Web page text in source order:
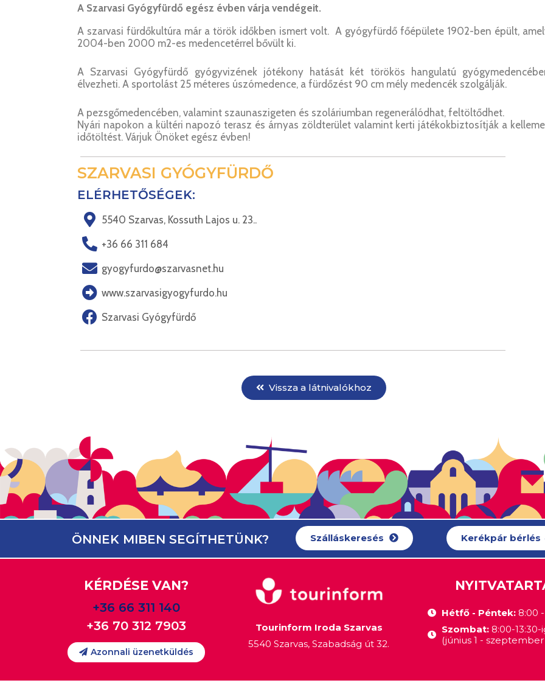
A Szarvasi Gyógyfürdő egész évben várja vendégeit.
A szarvasi fürdőkultúra már a török időkben ismert volt. A gyógyfürdő főépülete 1902-ben épült,
2004-ben 2000 m2-es medencetérrel bővült ki.
A Szarvasi Gyógyfürdő gyógyvizének jótékony hatását két törökös hangulatú
élvezheti. A sportolást 25 méteres úszómedence, a fürdőzést 90 cm mély medencék szolgálják.
A pezsgőmedencében, valamint szaunaszigeten és szoláriumban regenerálódhat, feltöltődhet.
Nyári napokon a kültéri napozó terasz és árnyas zöldterület valamint kerti játékokbiztosítják a
időtöltést. Várjuk Önöket egész évben!
SZARVASI GYÓGYFÜRDŐ
ELÉRHETŐSÉGEK:
5540 Szarvas, Kossuth Lajos u. 23..
+36 66 311 684
gyogyfurdo@szarvasnet.hu
www.szarvasigyogyfurdo.hu
Szarvasi Gyógyfürdő
Vissza a látnivalókhoz
ÖNNEK MIBEN SEGÍTHETÜNK? Szálláskeresés Kerékpár bérlés
KÉRDÉSE VAN?
+36 66 311 140
+36 70 312 7903
Azonnali üzenetküldés
Tourinform Iroda Szarvas
5540 Szarvas, Szabadság út 32.
Hétfő - Péntek:8:00 -
Szombat: 8:00-13:30-
(június 1 -